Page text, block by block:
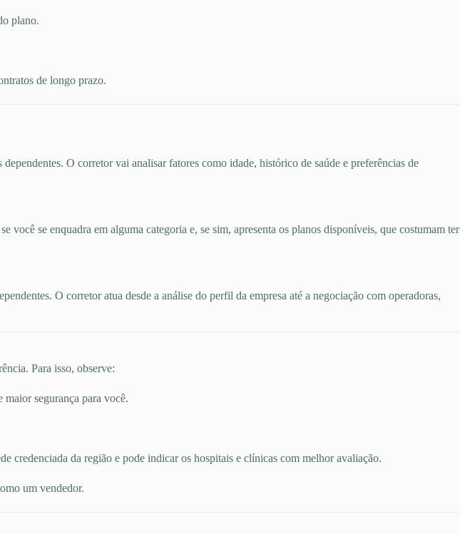
plano.
de longo prazo.
O corretor vai analisar fatores como idade, histórico de saúde e preferências de
você se enquadra em alguma categoria e, se sim, apresenta os planos disponíveis, que costumam ter
O corretor atua desde a análise do perfil da empresa até a negociação com operadoras,
Para isso, observe:
segurança para você.
credenciada da região e pode indicar os hospitais e clínicas com melhor avaliação.
um vendedor.